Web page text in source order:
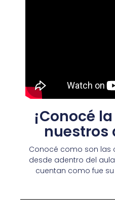
¡Conocé
nuestros
Conocé como son las
desde adentro del
cuentan como fue su